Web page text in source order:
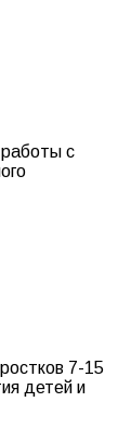
работы с
7-15
детей и